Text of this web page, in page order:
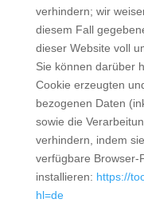
verhindern; wir
diesem Fall
dieser Website voll
Sie können darüber
Cookie erzeugten
bezogenen Daten
sowie die
verhindern, indem
verfügbare Browser-
installieren: https://
hl=de